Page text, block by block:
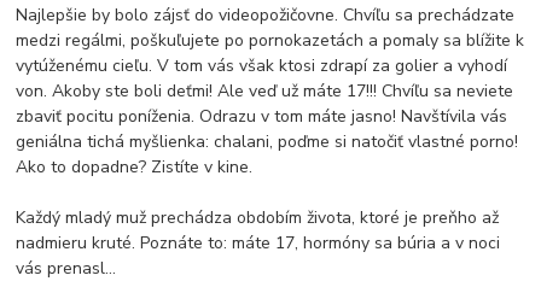
Najlepšie by bolo zájsť do videopožičovne. Chvíľu sa prechádzate
medzi regálmi, poškuľujete po pornokazetách a pomaly sa blížite k
vytúženému cieľu. V tom vás však ktosi zdrapí za golier a vyhodí
von. Akoby ste boli deťmi! Ale veď už máte 17!!! Chvíľu sa neviete
zbaviť pocitu poníženia. Odrazu v tom máte jasno! Navštívila vás
geniálna tichá myšlienka: chalani, poďme si natočiť vlastné porno!
Ako to dopadne? Zistíte v kine.
Každý mladý muž prechádza obdobím života, ktoré je preňho až
nadmieru kruté. Poznáte to: máte 17, hormóny sa búria a v noci
vás prenasl…